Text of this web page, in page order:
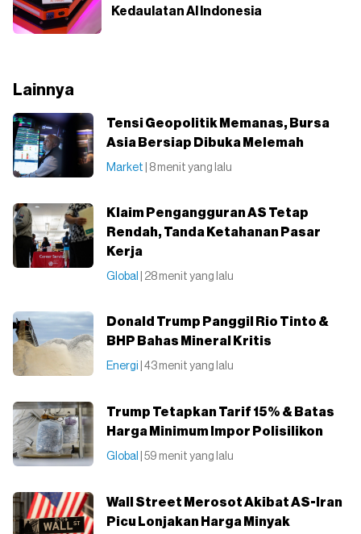
Kedaulatan AI Indonesia
Lainnya
Tensi Geopolitik Memanas, Bursa
Asia Bersiap Dibuka Melemah
Market | 8 menit yang lalu
Klaim Pengangguran AS Tetap
Rendah, Tanda Ketahanan Pasar
Kerja
Global | 28 menit yang lalu
Donald Trump Panggil Rio Tinto &
BHP Bahas Mineral Kritis
Energi | 43 menit yang lalu
Trump Tetapkan Tarif 15% & Batas
Harga Minimum Impor Polisilikon
Global | 59 menit yang lalu
Wall Street Merosot Akibat AS-Iran
Picu Lonjakan Harga Minyak